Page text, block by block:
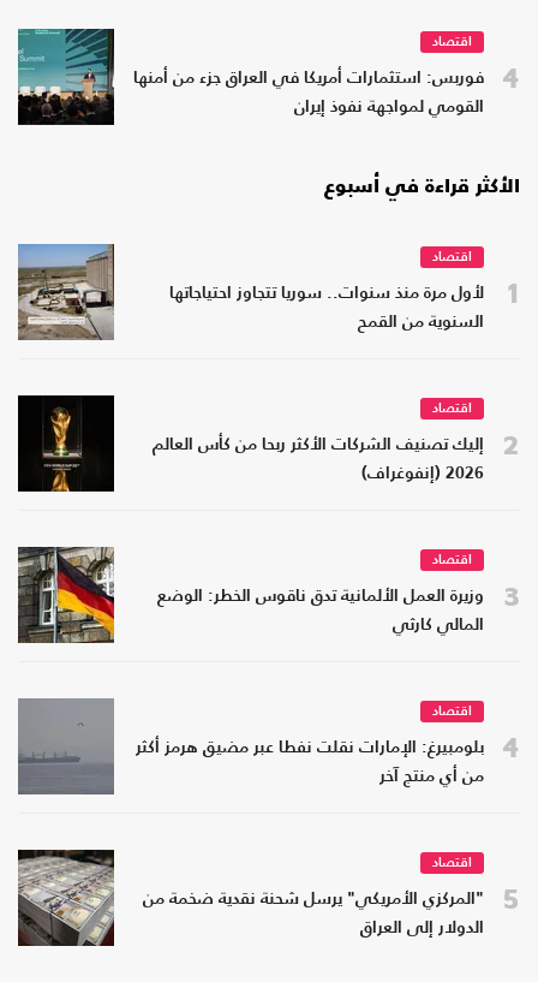
4
اقتصاد
فوربس: استثمارات أمريكا في العراق جزء من أمنها
القومي لمواجهة نفوذ إيران
الأكثر قراءة في أسبوع
1
اقتصاد
لأول مرة منذ سنوات.. سوريا تتجاوز احتياجاتها
السنوية من القمح
2
اقتصاد
إليك تصنيف الشركات الأكثر ربحا من كأس العالم
2026 (إنفوغراف)
3
اقتصاد
وزيرة العمل الألمانية تدق ناقوس الخطر: الوضع
المالي كارثي
4
اقتصاد
بلومبيرغ: الإمارات نقلت نفطا عبر مضيق هرمز أكثر
من أي منتج آخر
5
اقتصاد
"المركزي الأمريكي" يرسل شحنة نقدية ضخمة من
الدولار إلى العراق